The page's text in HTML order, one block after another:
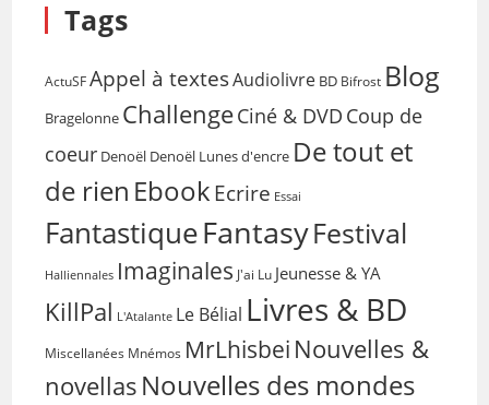
Tags
ActuSF Appel à textesAudiolivre BD Bifrost Blog
Bragelonne ChallengeCiné & DVD Coup de
coeur Denoël Denoël Lunes d'encre De tout et
de rien EbookEcrire Essai
FantastiqueFantasyFestival
Halliennales Imaginales J'ai Lu Jeunesse & YA
KillPal L'Atalante Le Bélial Livres & BD
Miscellanées Mnémos MrLhisbei Nouvelles &
novellas Nouvelles des mondes